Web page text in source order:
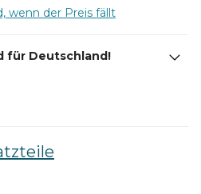
wenn der Preis fällt
für Deutschland!